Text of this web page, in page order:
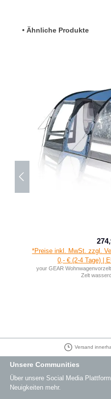
Produktgalerie überspringen
• Ähnliche Produkte
*Preise inkl. MwSt. zzgl.
0,- € (2-4 Tage) |
your GEAR
Zelt
Versand
Unsere Communities
Über unsere Social Media
Neuigkeiten mehr.